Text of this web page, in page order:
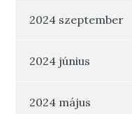
2024 szeptember
2024 június
2024 május